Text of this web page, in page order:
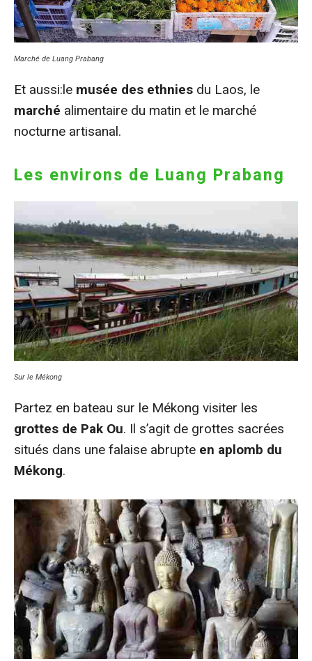
Marché de Luang Prabang
Et aussi:le musée des ethnies du Laos, le
marché alimentaire du matin et le marché
nocturne artisanal.
Les environs de Luang Prabang
Sur le Mékong
Partez en bateau sur le Mékong visiter les
grottes de Pak Ou. Il s’agit de grottes sacrées
situés dans une falaise abrupte en aplomb du
Mékong.